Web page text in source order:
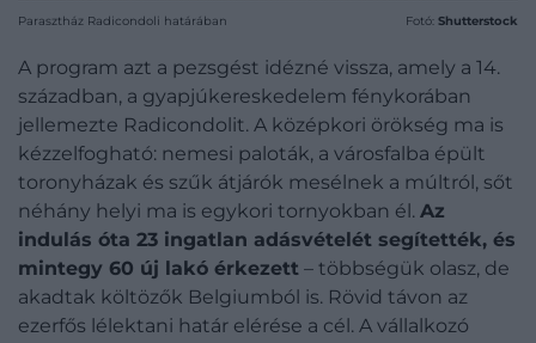
Parasztház Radicondoli határában Fotó: Shutterstock
A program azt a pezsgést idézné vissza, amely a 14.
században, a gyapjúkereskedelem fénykorában
jellemezte Radicondolit. A középkori örökség ma is
kézzelfogható: nemesi paloták, a városfalba épült
toronyházak és szűk átjárók mesélnek a múltról, sőt
néhány helyi ma is egykori tornyokban él. Az
indulás óta 23 ingatlan adásvételét segítették, és
mintegy 60 új lakó érkezett – többségük olasz, de
akadtak költözők Belgiumból is. Rövid távon az
ezerfős lélektani határ elérése a cél. A vállalkozó